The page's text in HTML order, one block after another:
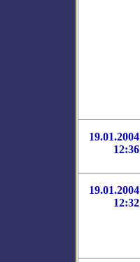
19.01.2004
12:36
19.01.2004
12:32